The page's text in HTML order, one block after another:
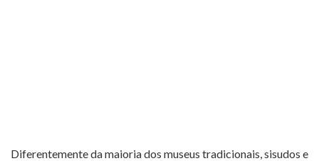
Diferentemente da maioria dos museus tradicionais, sisudos e